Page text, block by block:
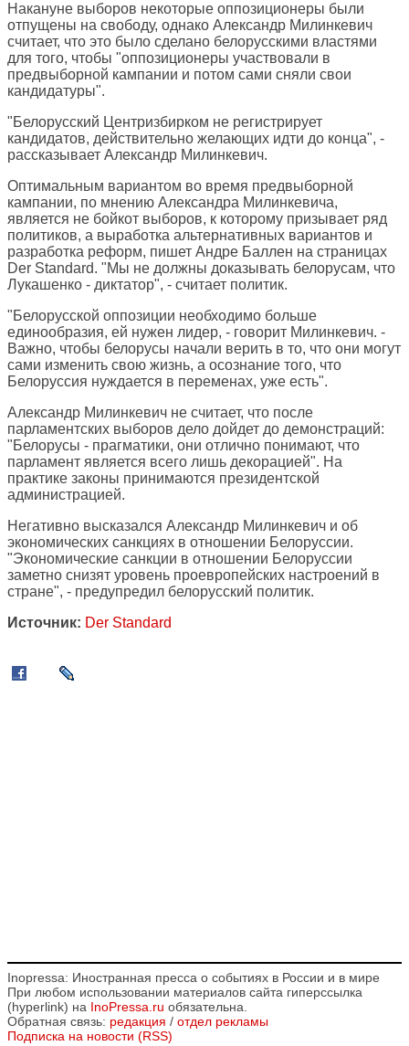
Накануне выборов некоторые оппозиционеры были
отпущены на свободу, однако Александр Милинкевич
считает, что это было сделано белорусскими властями
для того, чтобы "оппозиционеры участвовали в
предвыборной кампании и потом сами сняли свои
кандидатуры".
"Белорусский Центризбирком не регистрирует
кандидатов, действительно желающих идти до конца", -
рассказывает Александр Милинкевич.
Оптимальным вариантом во время предвыборной
кампании, по мнению Александра Милинкевича,
является не бойкот выборов, к которому призывает ряд
политиков, а выработка альтернативных вариантов и
разработка реформ, пишет Андре Баллен на страницах
Der Standard. "Мы не должны доказывать белорусам, что
Лукашенко - диктатор", - считает политик.
"Белорусской оппозиции необходимо больше
единообразия, ей нужен лидер, - говорит Милинкевич. -
Важно, чтобы белорусы начали верить в то, что они могут
сами изменить свою жизнь, а осознание того, что
Белоруссия нуждается в переменах, уже есть".
Александр Милинкевич не считает, что после
парламентских выборов дело дойдет до демонстраций:
"Белорусы - прагматики, они отлично понимают, что
парламент является всего лишь декорацией". На
практике законы принимаются президентской
администрацией.
Негативно высказался Александр Милинкевич и об
экономических санкциях в отношении Белоруссии.
"Экономические санкции в отношении Белоруссии
заметно снизят уровень проевропейских настроений в
стране", - предупредил белорусский политик.
Источник: Der Standard
Inopressa: Иностранная пресса о событиях в России и в мире
При любом использовании материалов сайта гиперссылка
(hyperlink) на InoPressa.ru обязательна.
Обратная связь: редакция / отдел рекламы
Подписка на новости (RSS)